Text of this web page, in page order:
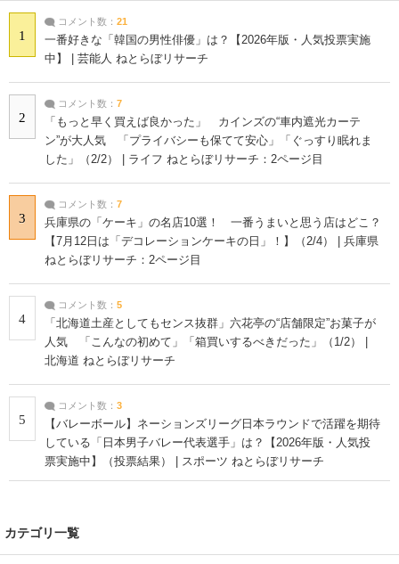
1
コメント数： 21
一番好きな「韓国の男性俳優」は？【2026年版・人気投票実施
中】 | 芸能人 ねとらぼリサーチ
2
コメント数： 7
「もっと早く買えば良かった」 カインズの“車内遮光カーテ
ン”が大人気 「プライバシーも保てて安心」「ぐっすり眠れま
した」（2/2） | ライフ ねとらぼリサーチ：2ページ目
3
コメント数： 7
兵庫県の「ケーキ」の名店10選！ 一番うまいと思う店はどこ？
【7月12日は「デコレーションケーキの日」！】（2/4） | 兵庫県
ねとらぼリサーチ：2ページ目
4
コメント数： 5
「北海道土産としてもセンス抜群」六花亭の“店舗限定”お菓子が
人気 「こんなの初めて」「箱買いするべきだった」（1/2） |
北海道 ねとらぼリサーチ
5
コメント数： 3
【バレーボール】ネーションズリーグ日本ラウンドで活躍を期待
している「日本男子バレー代表選手」は？【2026年版・人気投
票実施中】（投票結果） | スポーツ ねとらぼリサーチ
カテゴリ一覧